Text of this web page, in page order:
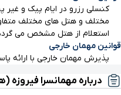
کنسلی رزرو در ایام پیک و غیر
مختلف و هتل های مختلف
استعلام از هتل مشخص می
قوانین مهمان خارجی
پذیرش مهمان خارجی با ارائه
درباره مهمانسرا فیروزه